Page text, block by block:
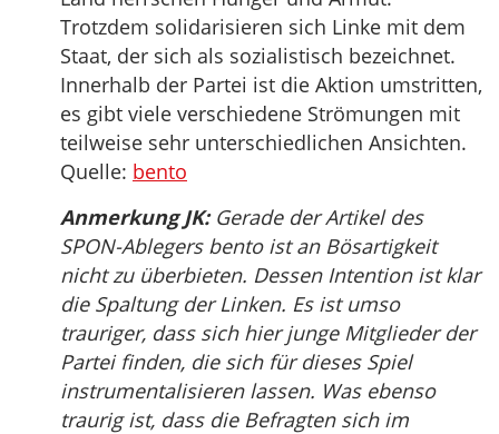
Trotzdem solidarisieren sich Linke mit dem
Staat, der sich als sozialistisch bezeichnet.
Innerhalb der Partei ist die Aktion umstritten,
es gibt viele verschiedene Strömungen mit
teilweise sehr unterschiedlichen Ansichten.
Quelle: bento
Anmerkung JK:Gerade der Artikel des
SPON-Ablegers bento ist an Bösartigkeit
nicht zu überbieten. Dessen Intention ist klar
die Spaltung der Linken. Es ist umso
trauriger, dass sich hier junge Mitglieder der
Partei finden, die sich für dieses Spiel
instrumentalisieren lassen. Was ebenso
traurig ist, dass die Befragten sich im